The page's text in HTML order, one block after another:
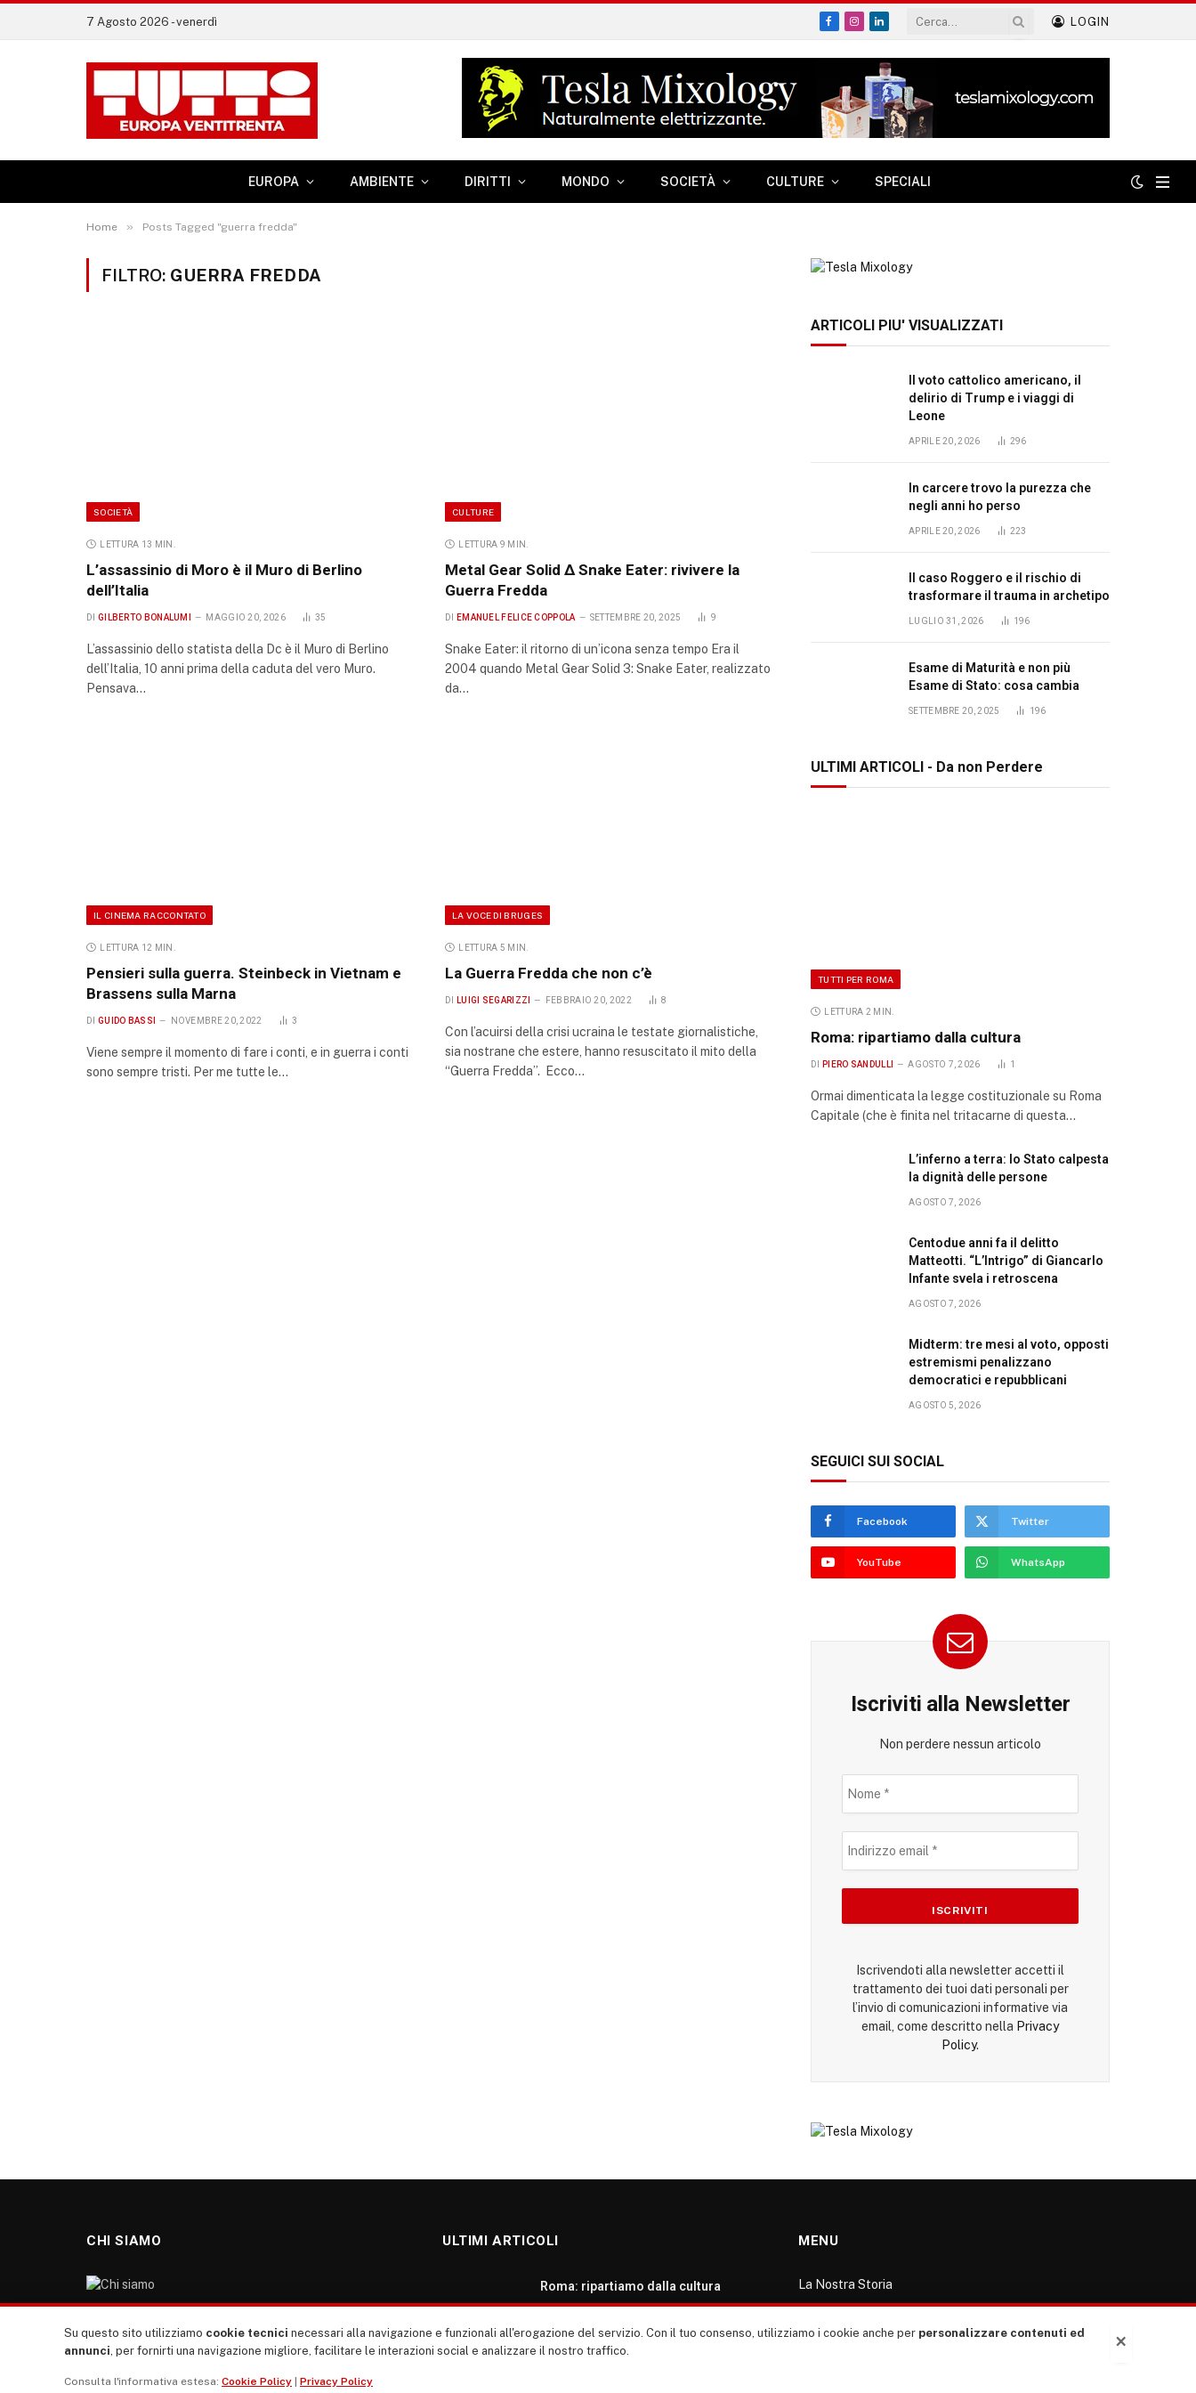
7 Agosto 2026 - venerdì
Facebook
Instagram
LinkedIn
LOGIN
EUROPA AMBIENTE DIRITTI MONDO SOCIETÀ CULTURE SPECIALI
Home » Posts Tagged "guerra fredda"
FILTRO: GUERRA FREDDA
SOCIETÀ
LETTURA 13 MIN.
L’assassinio di Moro è il Muro di Berlino
dell’Italia
DI GILBERTO BONALUMI MAGGIO 20, 2026 35
L’assassinio dello statista della Dc è il Muro di Berlino
dell’Italia, 10 anni prima della caduta del vero Muro.
Pensava…
CULTURE
LETTURA 9 MIN.
Metal Gear Solid Δ Snake Eater: rivivere la
Guerra Fredda
DI EMANUEL FELICE COPPOLA SETTEMBRE 20, 2025 9
Snake Eater: il ritorno di un’icona senza tempo Era il
2004 quando Metal Gear Solid 3: Snake Eater, realizzato
da…
IL CINEMA RACCONTATO
LETTURA 12 MIN.
Pensieri sulla guerra. Steinbeck in Vietnam e
Brassens sulla Marna
DI GUIDO BASSI NOVEMBRE 20, 2022 3
Viene sempre il momento di fare i conti, e in guerra i conti
sono sempre tristi. Per me tutte le…
LA VOCE DI BRUGES
LETTURA 5 MIN.
La Guerra Fredda che non c’è
DI LUIGI SEGARIZZI FEBBRAIO 20, 2022 8
Con l’acuirsi della crisi ucraina le testate giornalistiche,
sia nostrane che estere, hanno resuscitato il mito della
“Guerra Fredda”. Ecco…
ARTICOLI PIU' VISUALIZZATI
Il voto cattolico americano, il
delirio di Trump e i viaggi di
Leone
APRILE 20, 2026 296
In carcere trovo la purezza che
negli anni ho perso
APRILE 20, 2026 223
Il caso Roggero e il rischio di
trasformare il trauma in archetipo
LUGLIO 31, 2026 196
Esame di Maturità e non più
Esame di Stato: cosa cambia
SETTEMBRE 20, 2025 196
ULTIMI ARTICOLI - Da non Perdere
TUTTI PER ROMA
LETTURA 2 MIN.
Roma: ripartiamo dalla cultura
DI PIERO SANDULLI AGOSTO 7, 2026 1
Ormai dimenticata la legge costituzionale su Roma
Capitale (che è finita nel tritacarne di questa…
L’inferno a terra: lo Stato calpesta
la dignità delle persone
AGOSTO 7, 2026
Centodue anni fa il delitto
Matteotti. “L’Intrigo” di Giancarlo
Infante svela i retroscena
AGOSTO 7, 2026
Midterm: tre mesi al voto, opposti
estremismi penalizzano
democratici e repubblicani
AGOSTO 5, 2026
SEGUICI SUI SOCIAL
Facebook Twitter
YouTube WhatsApp
Iscriviti alla Newsletter
Non perdere nessun articolo
Iscrivendoti alla newsletter accetti il
trattamento dei tuoi dati personali per
l’invio di comunicazioni informative via
email, come descritto nella Privacy
Policy.
CHI SIAMO
nostro sito giornale è l’erede di “TUTTI”: giornale
anni ‘70, “rete”, diremmo oggi, dei direttori dei giornali
ULTIMI ARTICOLI
Roma: ripartiamo dalla cultura
MENU
La Nostra Storia
ventitrenta
×
Su questo sito utilizziamo cookie tecnici necessari alla navigazione e funzionali all'erogazione del servizio. Con il tuo consenso, utilizziamo i cookie anche per personalizzare contenuti ed
annunci, per fornirti una navigazione migliore, facilitare le interazioni social e analizzare il nostro traffico.
Consulta l'informativa estesa: Cookie Policy Privacy Policy